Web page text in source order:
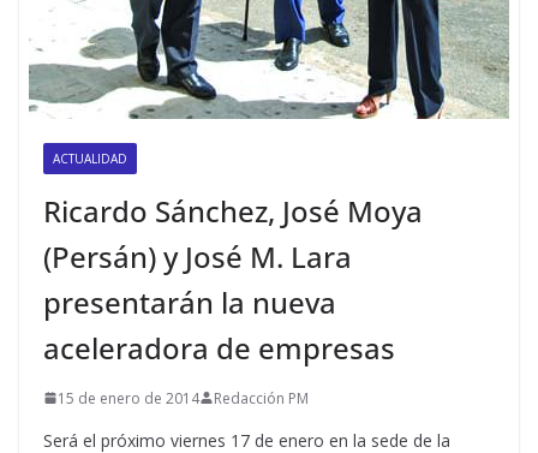
ACTUALIDAD
Ricardo Sánchez, José Moya
(Persán) y José M. Lara
presentarán la nueva
aceleradora de empresas
15 de enero de 2014 Redacción PM
Será el próximo viernes 17 de enero en la sede de la